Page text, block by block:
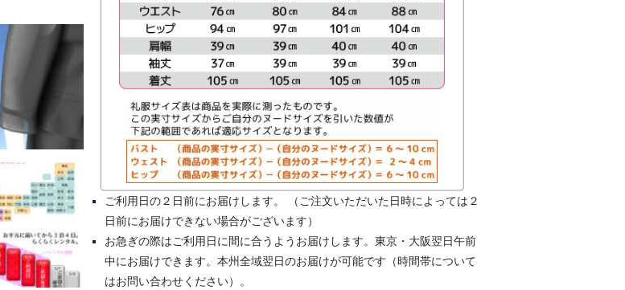
ご利用日の２日前にお届けします。 （ご注文いただいた日時によっては２
日前にお届けできない場合がございます）
お急ぎの際はご利用日に間に合うようお届けします。東京・大阪翌日午前
中にお届けできます。本州全域翌日のお届けが可能です（時間帯について
はお問い合わせください）。